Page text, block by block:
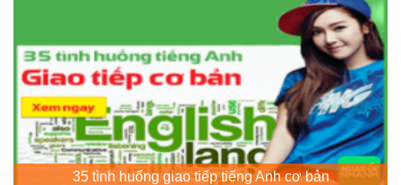
35 tình huống giao tiếp tiếng Anh cơ bản